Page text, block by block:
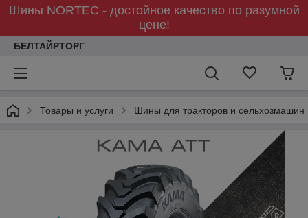
Шины NORTEC - достойное качество по разумной
цене!
БЕЛТАЙРТОРГ
Товары и услуги Шины для тракторов и сельхозмашин